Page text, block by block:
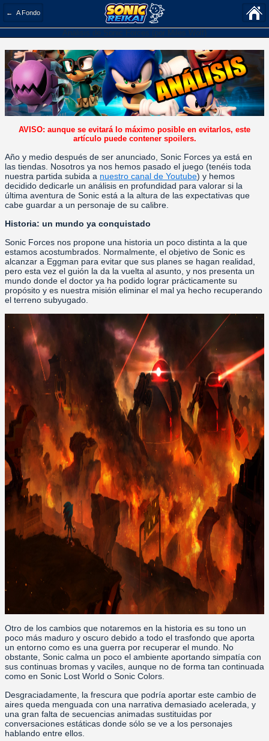
← A Fondo
Análisis de Sonic Forces (por Miles Wolf)
12 Nov 2017 07:38 PM |Miles Wolfen A Fondo
AVISO: aunque se evitará lo máximo posible en evitarlos, este
artículo puede contener spoilers.
Año y medio después de ser anunciado, Sonic Forces ya está en
las tiendas. Nosotros ya nos hemos pasado el juego (tenéis toda
nuestra partida subida a nuestro canal de Youtube) y hemos
decidido dedicarle un análisis en profundidad para valorar si la
última aventura de Sonic está a la altura de las expectativas que
cabe guardar a un personaje de su calibre.
Historia: un mundo ya conquistado
Sonic Forces nos propone una historia un poco distinta a la que
estamos acostumbrados. Normalmente, el objetivo de Sonic es
alcanzar a Eggman para evitar que sus planes se hagan realidad,
pero esta vez el guión la da la vuelta al asunto, y nos presenta un
mundo donde el doctor ya ha podido lograr prácticamente su
propósito y es nuestra misión eliminar el mal ya hecho recuperando
el terreno subyugado.
Otro de los cambios que notaremos en la historia es su tono un
poco más maduro y oscuro debido a todo el trasfondo que aporta
un entorno como es una guerra por recuperar el mundo. No
obstante, Sonic calma un poco el ambiente aportando simpatía con
sus continuas bromas y vaciles, aunque no de forma tan continuada
como en Sonic Lost World o Sonic Colors.
Desgraciadamente, la frescura que podría aportar este cambio de
aires queda menguada con una narrativa demasiado acelerada, y
una gran falta de secuencias animadas sustituidas por
conversaciones estáticas donde sólo se ve a los personajes
hablando entre ellos.